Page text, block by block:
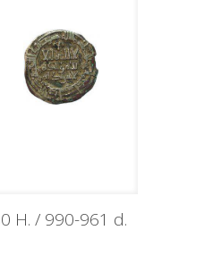
H. / 990-961 d.